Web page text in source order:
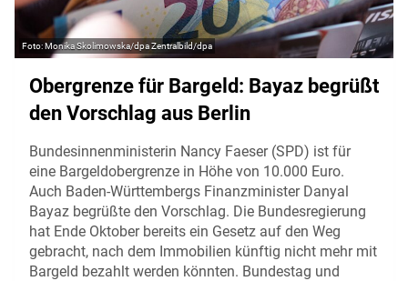
Monika Skolimowska/dpa Zentralbild/dpa
Obergrenze für Bargeld: Bayaz begrüßt
den Vorschlag aus Berlin
Bundesinnenministerin Nancy Faeser (SPD) ist für
eine Bargeldobergrenze in Höhe von 10.000 Euro.
Auch Baden-Württembergs Finanzminister Danyal
Bayaz begrüßte den Vorschlag. Die Bundesregierung
hat Ende Oktober bereits ein Gesetz auf den Weg
gebracht, nach dem Immobilien künftig nicht mehr mit
Bargeld bezahlt werden könnten. Bundestag und